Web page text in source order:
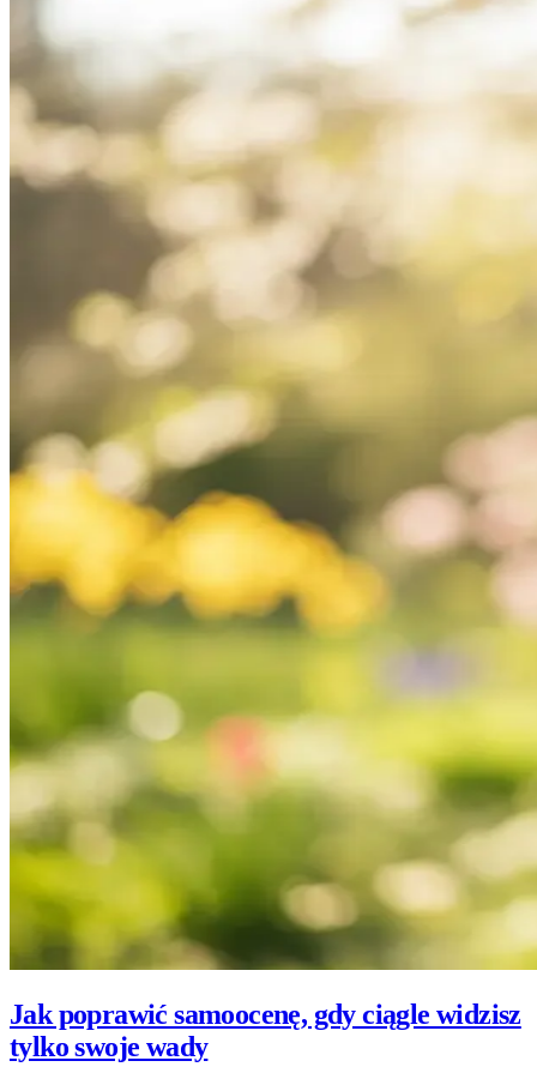
Jak poprawić samoocenę, gdy ciągle widzisz
tylko swoje wady